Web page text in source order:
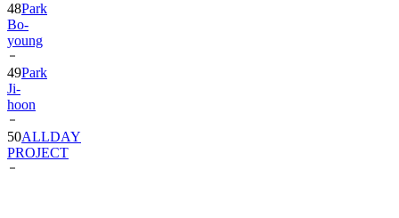
48Park
Bo-
young
49Park
Ji-
hoon
50ALLDAY
PROJECT